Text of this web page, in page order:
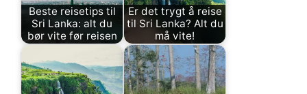
Beste reisetips til
Sri Lanka: alt du
bør vite før reisen
Er det trygt å reise
til Sri Lanka? Alt du
må vite!